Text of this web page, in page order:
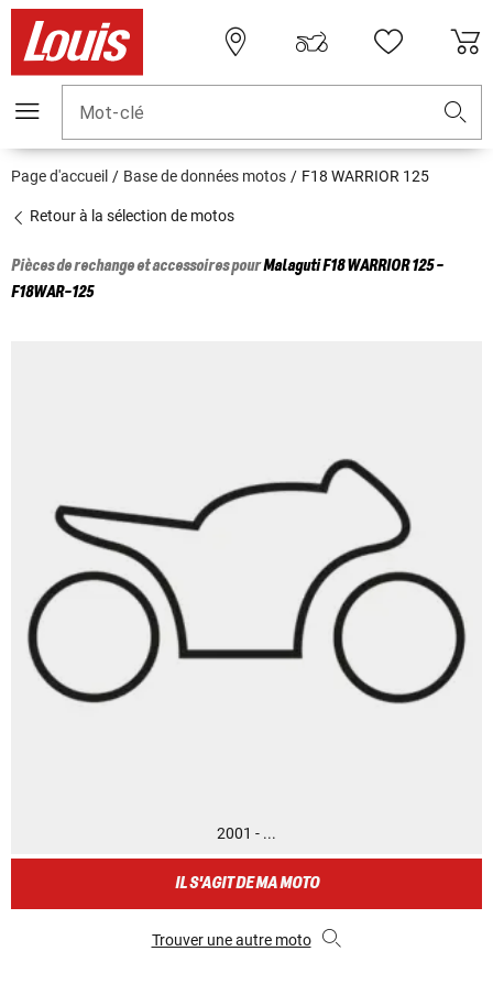
Mot-clé
Page d'accueil Base de données motos F18 WARRIOR 125
Retour à la sélection de motos
Pièces de rechange et accessoires pourMalagutiF18 WARRIOR 125 -
F18WAR-125
2001 - ...
IL S'AGIT DE MA MOTO
Trouver une autre moto